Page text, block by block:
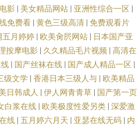
91草莓在线 大香蕉伊人网11 婷婷五月花 91呦
网 黄色壹号视频 九九成人精品 人妻97资源站
拍福利视频 日韩精彩视频 91青青视频 老湿福
人妻久久 一区一区一去二级 日韩无码第12页
影 | 美女精品网站 | 亚洲性综合一区 |
免费看 | 黄色三级高清 | 免费观看片
五月婷婷 | 欧美肏屄网站 | 日本国产亚
按摩电影 | 久久精品毛片视频 | 高清在
| 国产丝袜在线 | 国产成人精品一区 |
级文学 | 香港日本三级人与 | 欧美精品
日韩成人 | 伊人网青青草 | 国产第一页
白浆在线 | 欧美极度性爱另类 | 深爱激
线 | 五月婷六月天 | 亚瑟在线无码 | 内